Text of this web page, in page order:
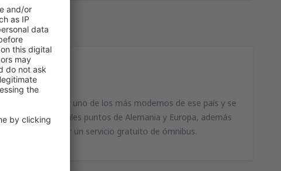
Actualmente es uno de los más modernos de ese país y se
a los principales puntos de Alemania y Europa, además
conectadas por un servicio gratuito de ómnibus.